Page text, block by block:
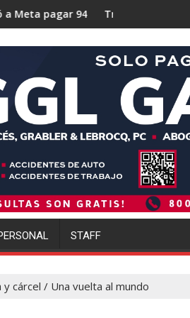
942 millones de dólares por los
Trump se acerca a lograr la
STAFF
cárcel / Una vuelta al mundo